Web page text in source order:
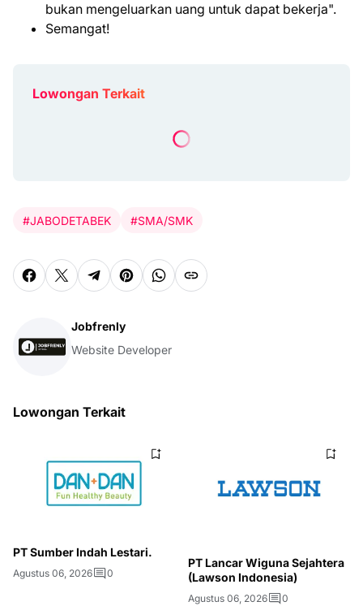
bukan mengeluarkan uang untuk dapat bekerja".
Semangat!
Lowongan Terkait
#JABODETABEK #SMA/SMK
Jobfrenly
Website Developer
Lowongan Terkait
PT Sumber Indah Lestari.
Agustus 06, 2026 0
PT Lancar Wiguna Sejahtera
(Lawson Indonesia)
Agustus 06, 2026 0